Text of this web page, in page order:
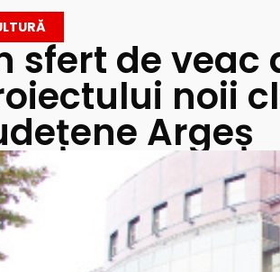
sfert de veac
noii
Argeș